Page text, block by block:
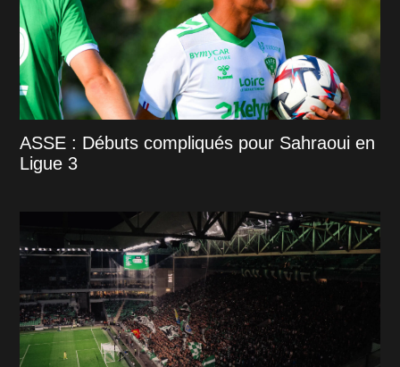
ASSE : Débuts compliqués pour Sahraoui en
Ligue 3